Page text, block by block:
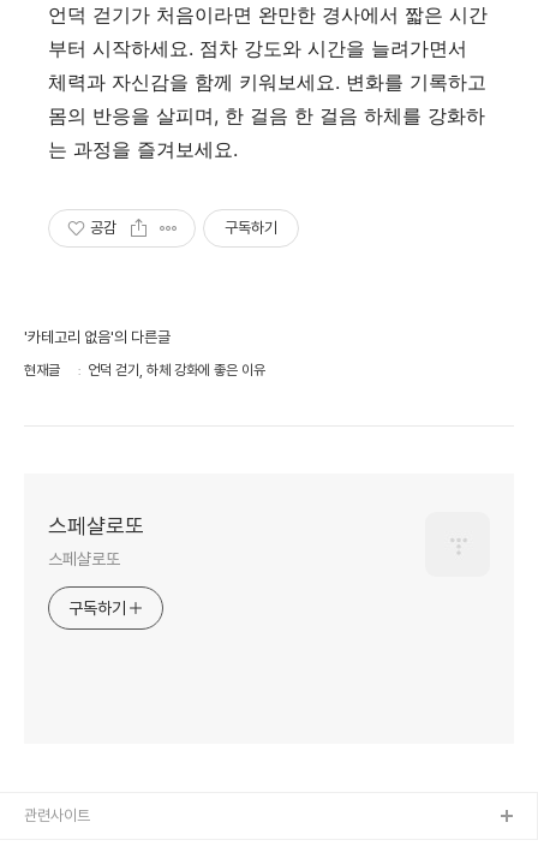
언덕 걷기가 처음이라면 완만한 경사에서 짧은 시간
부터 시작하세요. 점차 강도와 시간을 늘려가면서
체력과 자신감을 함께 키워보세요. 변화를 기록하고
몸의 반응을 살피며, 한 걸음 한 걸음 하체를 강화하
는 과정을 즐겨보세요.
공감 구독하기
'카테고리 없음'의 다른글
현재글 언덕 걷기, 하체 강화에 좋은 이유
스페샬로또
스페샬로또
구독하기
관련사이트